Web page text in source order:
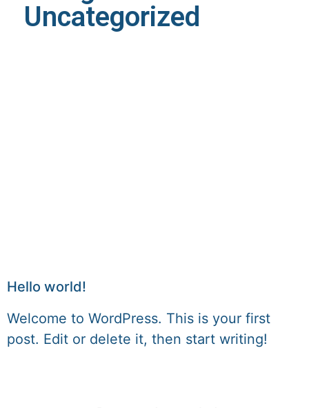
Uncategorized
Hello world!
Welcome to WordPress. This is your first
post. Edit or delete it, then start writing!